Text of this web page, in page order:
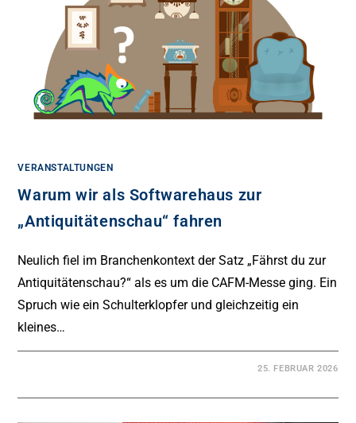
VERANSTALTUNGEN
Warum wir als Softwarehaus zur
„Antiquitätenschau“ fahren
Neulich fiel im Branchenkontext der Satz „Fährst du zur
Antiquitätenschau?“ als es um die CAFM-Messe ging. Ein
Spruch wie ein Schulterklopfer und gleichzeitig ein
kleines…
25. FEBRUAR 2026